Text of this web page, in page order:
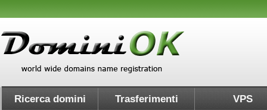
Ricerca domini Trasferimenti VPS